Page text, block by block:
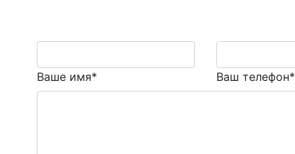
Ваше имя* Ваш телефон*